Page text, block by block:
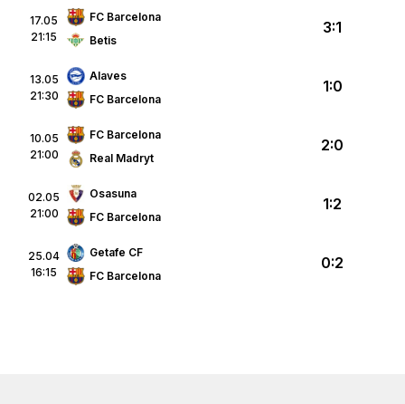
17.05
21:15
FC Barcelona
Betis
3:1
13.05
21:30
Alaves
FC Barcelona
1:0
10.05
21:00
FC Barcelona
Real Madryt
2:0
02.05
21:00
Osasuna
FC Barcelona
1:2
25.04
16:15
Getafe CF
FC Barcelona
0:2